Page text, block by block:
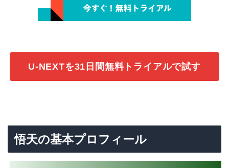
U-NEXTを31日間無料トライアルで試す
悟天の基本プロフィール